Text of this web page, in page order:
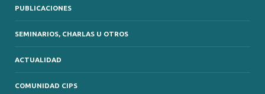
PUBLICACIONES
SEMINARIOS, CHARLAS U OTROS
ACTUALIDAD
COMUNIDAD CIPS